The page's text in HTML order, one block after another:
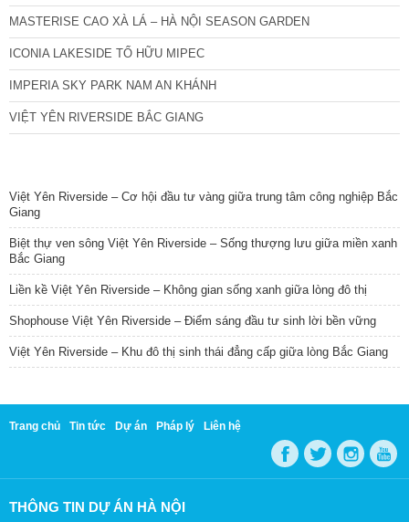
MASTERISE CAO XÀ LÁ – HÀ NỘI SEASON GARDEN
ICONIA LAKESIDE TỐ HỮU MIPEC
IMPERIA SKY PARK NAM AN KHÁNH
VIỆT YÊN RIVERSIDE BẮC GIANG
Việt Yên Riverside – Cơ hội đầu tư vàng giữa trung tâm công nghiệp Bắc
Giang
Biệt thự ven sông Việt Yên Riverside – Sống thượng lưu giữa miền xanh
Bắc Giang
Liền kề Việt Yên Riverside – Không gian sống xanh giữa lòng đô thị
Shophouse Việt Yên Riverside – Điểm sáng đầu tư sinh lời bền vững
Việt Yên Riverside – Khu đô thị sinh thái đẳng cấp giữa lòng Bắc Giang
Trang chủ Tin tức Dự án Pháp lý Liên hệ
THÔNG TIN DỰ ÁN HÀ NỘI